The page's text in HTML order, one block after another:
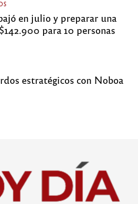
en julio y preparar una
para 10 personas
estratégicos con Noboa